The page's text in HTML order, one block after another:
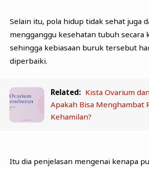
Selain itu, pola hidup tidak sehat juga
mengganggu kesehatan tubuh secara
sehingga kebiasaan buruk tersebut
diperbaiki.
Related: Kista Ovarium
Apakah Bisa Menghambat
Kehamilan?
Itu dia penjelasan mengenai kenapa